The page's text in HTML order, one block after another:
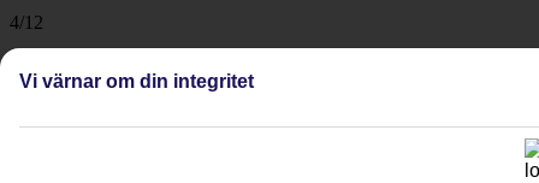
4/12
Vi värnar om din integritet